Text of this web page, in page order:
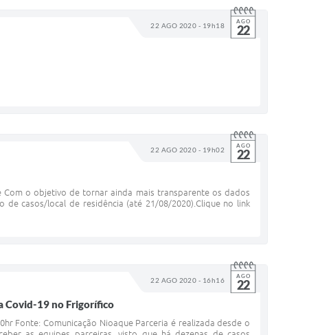
22 AGO 2020 - 19h18 AGO
22
22 AGO 2020 - 19h02 AGO
22
Com o objetivo de tornar ainda mais transparente os dados
casos/local de residência (até 21/08/2020).Clique no link
22 AGO 2020 - 16h16 AGO
22
Covid-19 no Frigorífico
Fonte: Comunicação Nioaque Parceria é realizada desde o